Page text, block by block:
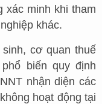
xác minh khi tham
khác.
cơ quan thuế
biến quy định
nhận diện các
hoạt động tại